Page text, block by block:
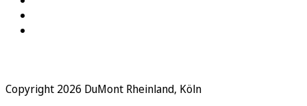
Copyright 2026 DuMont Rheinland, Köln